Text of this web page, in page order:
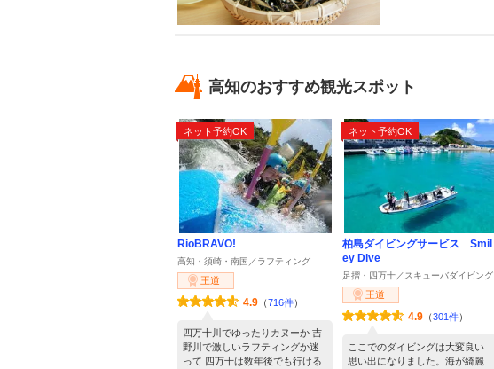
高知のおすすめ観光スポット
ネット予約OK
RioBRAVO!
高知・須崎・南国／ラフティング
王道
4.9 （716件）
四万十川でゆったりカヌーか 吉
野川で激しいラフティングか迷
って 四万十は数年後でも行ける
ネット予約OK
柏島ダイビングサービス Smil
ey Dive
足摺・四万十／スキューバダイビング
王道
4.9 （301件）
ここでのダイビングは大変良い
思い出になりました。海が綺麗